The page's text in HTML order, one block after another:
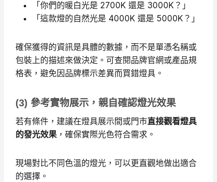
「你們的暖白光是 2700K 還是 3000K？」
「這款燈的自然光是 4000K 還是 5000K？」
確保獲得的資訊是具體的數據，而不是單憑名稱或
包裝上的描述來做決定。可查閱品牌官網或產品規
格表，避免因品牌標示差異而買錯燈具。
(3) 參考實物展示，親自確認燈光效果
若有條件，建議在燈具展示間或門市直接觀看燈具
的發光效果 ，確保實際光色符合需求。
現場對比不同色溫的燈光，可以更直觀地做出適合
的選擇。